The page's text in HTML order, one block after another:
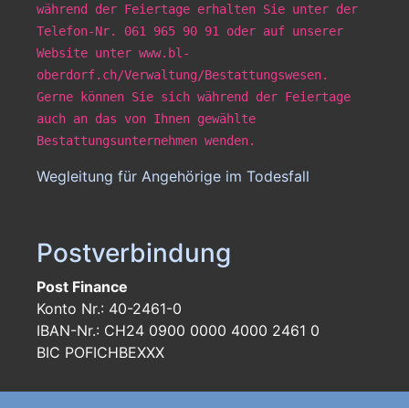
während der Feiertage erhalten Sie unter der
Telefon-Nr. 061 965 90 91 oder auf unserer
Website unter www.bl-
oberdorf.ch/Verwaltung/Bestattungswesen.
Gerne können Sie sich während der Feiertage
auch an das von Ihnen gewählte
Bestattungsunternehmen wenden.
Wegleitung für Angehörige im Todesfall
Postverbindung
Post Finance
Konto Nr.: 40-2461-0
IBAN-Nr.: CH24 0900 0000 4000 2461 0
BIC POFICHBEXXX